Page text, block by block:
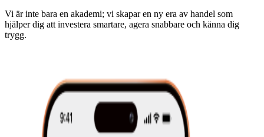
Vi är inte bara en akademi; vi skapar en ny era av handel som
hjälper dig att investera smartare, agera snabbare och känna dig
trygg.